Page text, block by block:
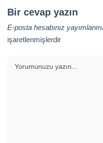
Bir cevap yazın
E-posta hesabınız
işaretlenmişlerdir